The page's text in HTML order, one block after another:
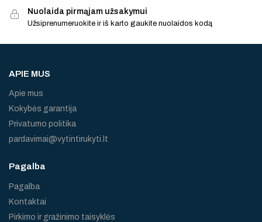
Nuolaida pirmąjam užsakymui
Užsiprenumeruokite ir iš karto gaukite nuolaidos kodą
APIE MUS
Apie mus
Kokybės garantija
Privatumo politika
pardavimai@vytintirukyti.lt
Pagalba
Pagalba
Kontaktai
Pirkimo ir gražinimo taisyklės